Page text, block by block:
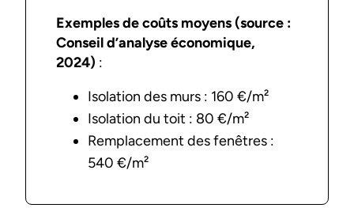
Exemples de coûts moyens (source :
Conseil d’analyse économique,
2024) :
Isolation des murs : 160 €/m²
Isolation du toit : 80 €/m²
Remplacement des fenêtres :
540 €/m²